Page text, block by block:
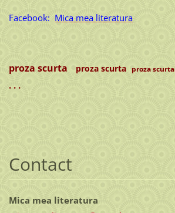
Facebook: Mica mea literatura
proza scurta proza scurta proza scurta
. . .
Contact
Mica mea literatura